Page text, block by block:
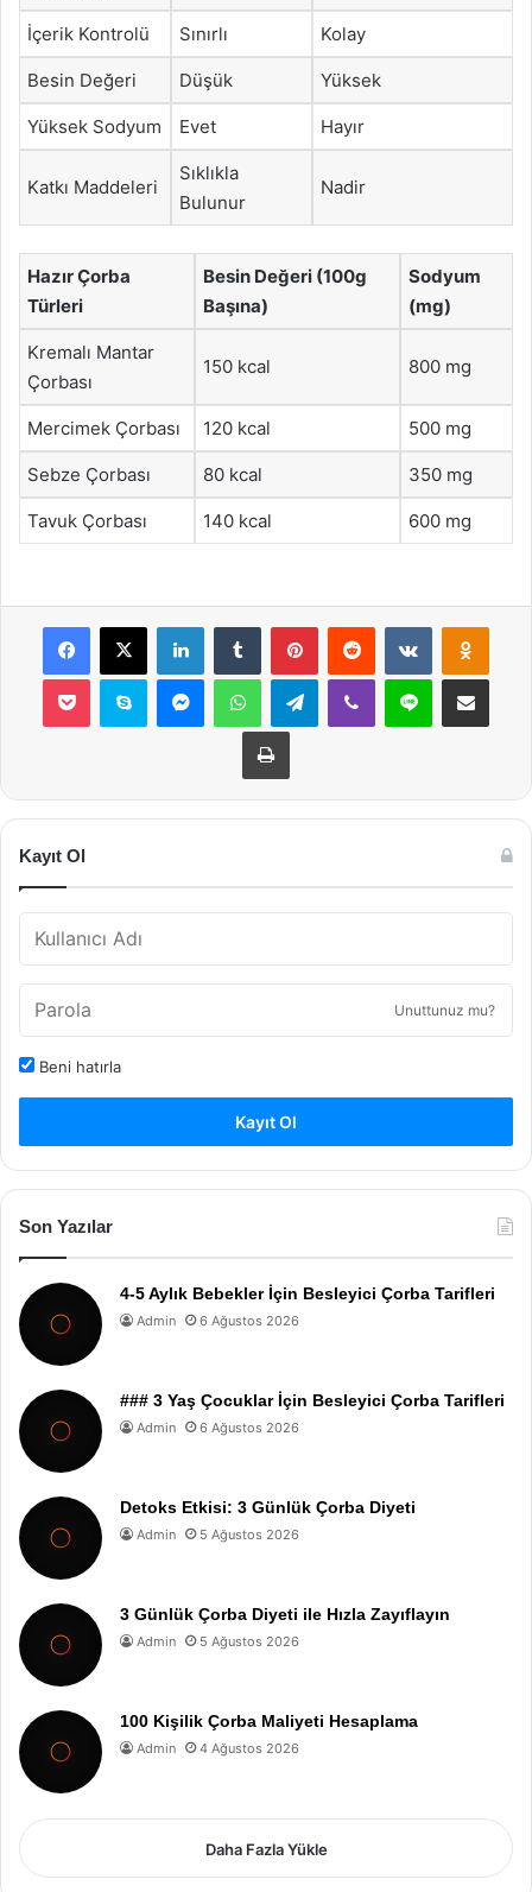
İçerik Kontrolü Sınırlı Kolay
Besin Değeri Düşük Yüksek
Yüksek Sodyum Evet Hayır
Katkı Maddeleri
Sıklıkla
Bulunur
Nadir
Hazır Çorba
Türleri
Besin Değeri (100g
Başına)
Sodyum
(mg)
Kremalı Mantar
Çorbası
150 kcal 800 mg
Mercimek Çorbası 120 kcal 500 mg
Sebze Çorbası 80 kcal 350 mg
Tavuk Çorbası 140 kcal 600 mg
Facebook
X LinkedInTumblr PinterestReddit VKontakte
Pocket Skype MessengerWhatsAppTelegramViber Line E-Posta ile
Yazdır
Kayıt Ol
Unuttunuz mu?
Beni hatırla
Kayıt Ol
Son Yazılar
4-5 Aylık Bebekler İçin Besleyici Çorba Tarifleri
Admin 6 Ağustos 2026
### 3 Yaş Çocuklar İçin Besleyici Çorba Tarifleri
Admin 6 Ağustos 2026
Detoks Etkisi: 3 Günlük Çorba Diyeti
Admin 5 Ağustos 2026
3 Günlük Çorba Diyeti ile Hızla Zayıflayın
Admin 5 Ağustos 2026
100 Kişilik Çorba Maliyeti Hesaplama
Admin 4 Ağustos 2026
Daha Fazla Yükle